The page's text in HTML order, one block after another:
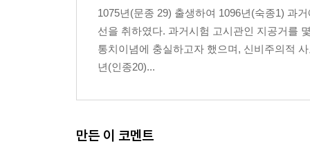
1075년(문종 29) 출생하여 1096년(숙종1) 과
선을 취하였다. 과거시험 고시관인 지공거를
통치이념에 충실하고자 했으며, 신비주의적
년(인종20)...
만든 이 코멘트